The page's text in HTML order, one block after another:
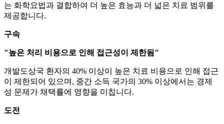
는 화학요법과 결합하여 더 높은 효능과 더 넓은 치료 범위를
제공합니다.
구속
"높은 처리 비용으로 인해 접근성이 제한됨"
개발도상국 환자의 40% 이상이 높은 치료 비용으로 인해 접근
이 제한되어 있으며, 중간 소득 국가의 30% 이상에서는 경제
성 문제가 채택률에 영향을 미칩니다.
도전